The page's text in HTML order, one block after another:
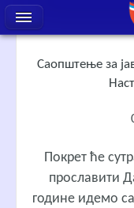
Саопштење за
Покрет ће
прославити
године идемо